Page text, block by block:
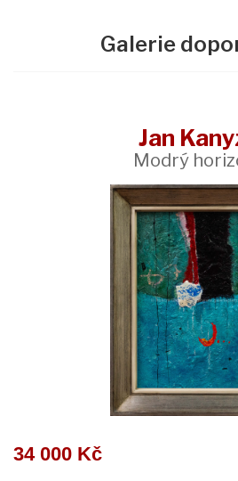
Galerie
Jan
Modrý
34 000 Kč